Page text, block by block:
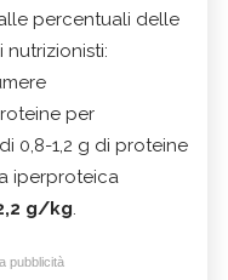
percentuali delle
per
0,8-1,2 g di proteine
iperproteica
g/kg.
pubblicità